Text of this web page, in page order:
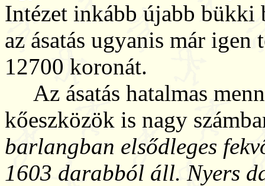
Intézet inkább újabb bükki
az ásatás ugyanis már igen
12700 koronát.
Az ásatás hatalmas
kőeszközök is nagy
barlangban elsődleges
1603 darabból áll. Nyers